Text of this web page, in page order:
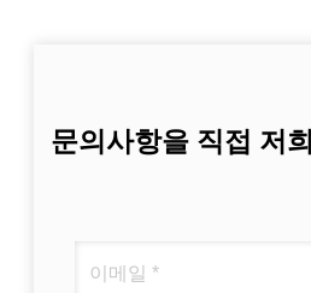
문의사항을 직접 저